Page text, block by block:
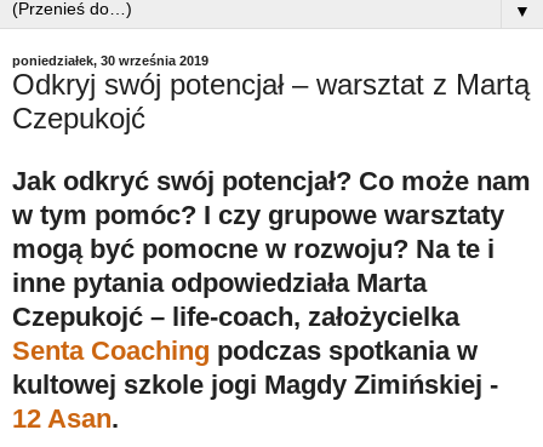
▼
poniedziałek, 30 września 2019
Odkryj swój potencjał – warsztat z Martą
Czepukojć
Jak odkryć swój potencjał? Co może nam
w tym pomóc? I czy grupowe warsztaty
mogą być pomocne w rozwoju? Na te i
inne pytania odpowiedziała Marta
Czepukojć – life-coach, założycielka
Senta Coaching podczas spotkania w
kultowej szkole jogi Magdy Zimińskiej -
12 Asan.